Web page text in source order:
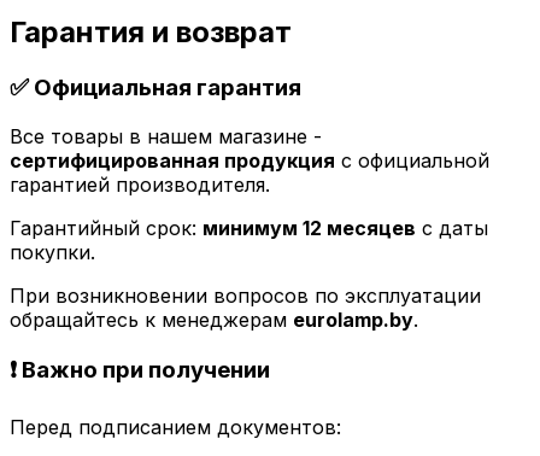
Гарантия и возврат
✅ Официальная гарантия
Все товары в нашем магазине -
сертифицированная продукция с официальной
гарантией производителя.
Гарантийный срок: минимум 12 месяцев с даты
покупки.
При возникновении вопросов по эксплуатации
обращайтесь к менеджерам eurolamp.by.
❗ Важно при получении
Перед подписанием документов: